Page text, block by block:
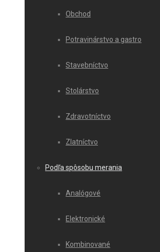
Obchod
Potravinárstvo a gastro
Stavebníctvo
Stolárstvo
Zdravotníctvo
Zlatníctvo
Podľa spôsobu merania
Analógové
Elektronické
Kombinované